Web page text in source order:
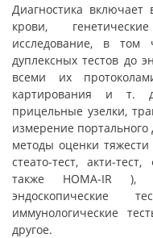
Диагностика
крови,
исследование, в
дуплексных тестов до
всеми их
картирования и т.
прицельные узелки,
измерение
методы оценки
стеато-тест, акти-
также HOMA-IR ),
эндоскопические
иммунологические
другое.